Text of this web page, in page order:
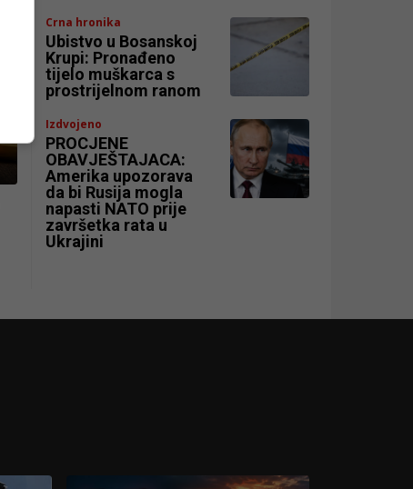
Crna hronika
Ubistvo u Bosanskoj
Krupi: Pronađeno
tijelo muškarca s
prostrijelnom ranom
Izdvojeno
PROCJENE
OBAVJEŠTAJACA:
Amerika upozorava
da bi Rusija mogla
napasti NATO prije
završetka rata u
Ukrajini